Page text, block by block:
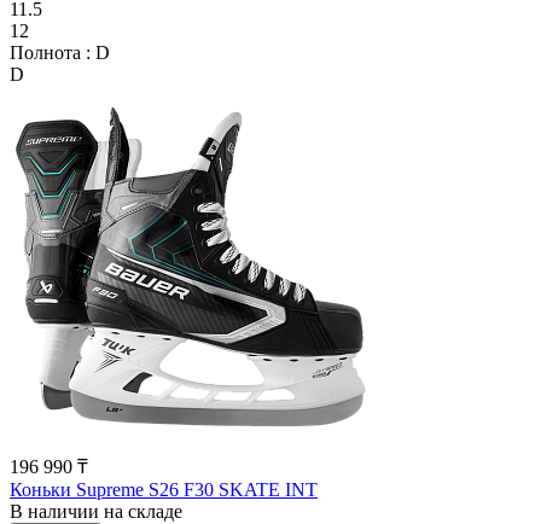
11.5
12
Полнота : D
D
196 990 ₸
Коньки Supreme S26 F30 SKATE INT
В наличии на складе